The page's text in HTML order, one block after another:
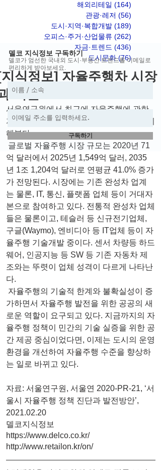
해외리테일 (164)
관광·레저 (56)
도시·지역·복합개발 (189)
오피스·주거·산업물류 (262)
자금·트렌드 (436)
도시문화 (76)게시물 76
식정보] 자율주행차 시장
기술
서울연구원에서 최근에 자율주행에 관한
자료를 발표하였다. 그 내용을 추려서 정리
해본다.
억 달러에서 2025년 1,549억 달러, 2035
년 1조 1,204억 달러로 연평균 41.0% 증가
가 전망된다. 시장에는 기존 완성차 업계
는 물론, IT, 통신, 플랫폼 업체 등이 거대자
본으로 참여하고 있다. 전통적 완성차 업체
들은 물론이고, 테슬러 등 신규전기업체,
구글(Waymo), 엔비디아 등 IT업체 등이 자
율주행 기술개발 중이다. 센서 차량등 하드
웨어, 인공지능 등 SW 등 기존 자동차 제
조와는 뚜렷이 업체 성격이 다르게 나타난
다.
가하면서 자율주행 발전을 위한 공공의 새
로운 역할이 요구되고 있다. 지금까지의 자
율주행 정책이 민간의 기술 실증을 위한 공
간 제공 중심이었다면, 이제는 도시의 운영
환경을 개선하여 자율주행 수준을 향상하
는 일로 바뀌고 있다.
자료: 서울연구원, 서울연 2020-PR-21, ‘서
울시 자율주행 정책 진단과 발전방안’,
2021.02.20
델코지식정보
https://www.delco.co.kr/
http://www.retailon.kr/on/
델코 지식정보 구독하기
델코가 엄선한 국내외 도시·부동산 트렌드를 이메일로
편리하게 받아보세요.
구독하기